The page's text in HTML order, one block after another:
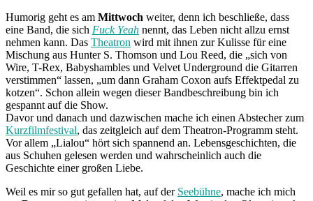
Humorig geht es am Mittwoch weiter, denn ich beschließe, dass
eine Band, die sich Fuck Yeah nennt, das Leben nicht allzu ernst
nehmen kann. Das Theatron wird mit ihnen zur Kulisse für eine
Mischung aus Hunter S. Thomson und Lou Reed, die „sich von
Wire, T-Rex, Babyshambles und Velvet Underground die Gitarren
verstimmen“ lassen, „um dann Graham Coxon aufs Effektpedal zu
kotzen“. Schon allein wegen dieser Bandbeschreibung bin ich
gespannt auf die Show.
Davor und danach und dazwischen mache ich einen Abstecher zum
Kurzfilmfestival, das zeitgleich auf dem Theatron-Programm steht.
Vor allem „Lialou“ hört sich spannend an. Lebensgeschichten, die
aus Schuhen gelesen werden und wahrscheinlich auch die
Geschichte einer großen Liebe.
Weil es mir so gut gefallen hat, auf der Seebühne, mache ich mich